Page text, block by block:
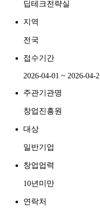
딥테크전략실
지역
전국
접수기간
2026-04-01 ~ 2026-04-
주관기관명
창업진흥원
대상
일반기업
창업업력
10년미만
연락처